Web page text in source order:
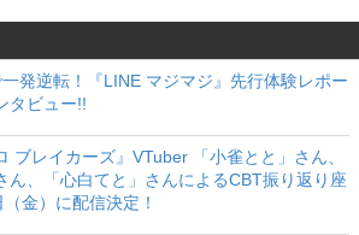
発逆転！『LINE マジマジ』先行体験レポー
タビュー!!
ブレイカーズ』VTuber 「小雀とと」さん、
ん、「心白てと」さんによるCBT振り返り座
金）に配信決定！